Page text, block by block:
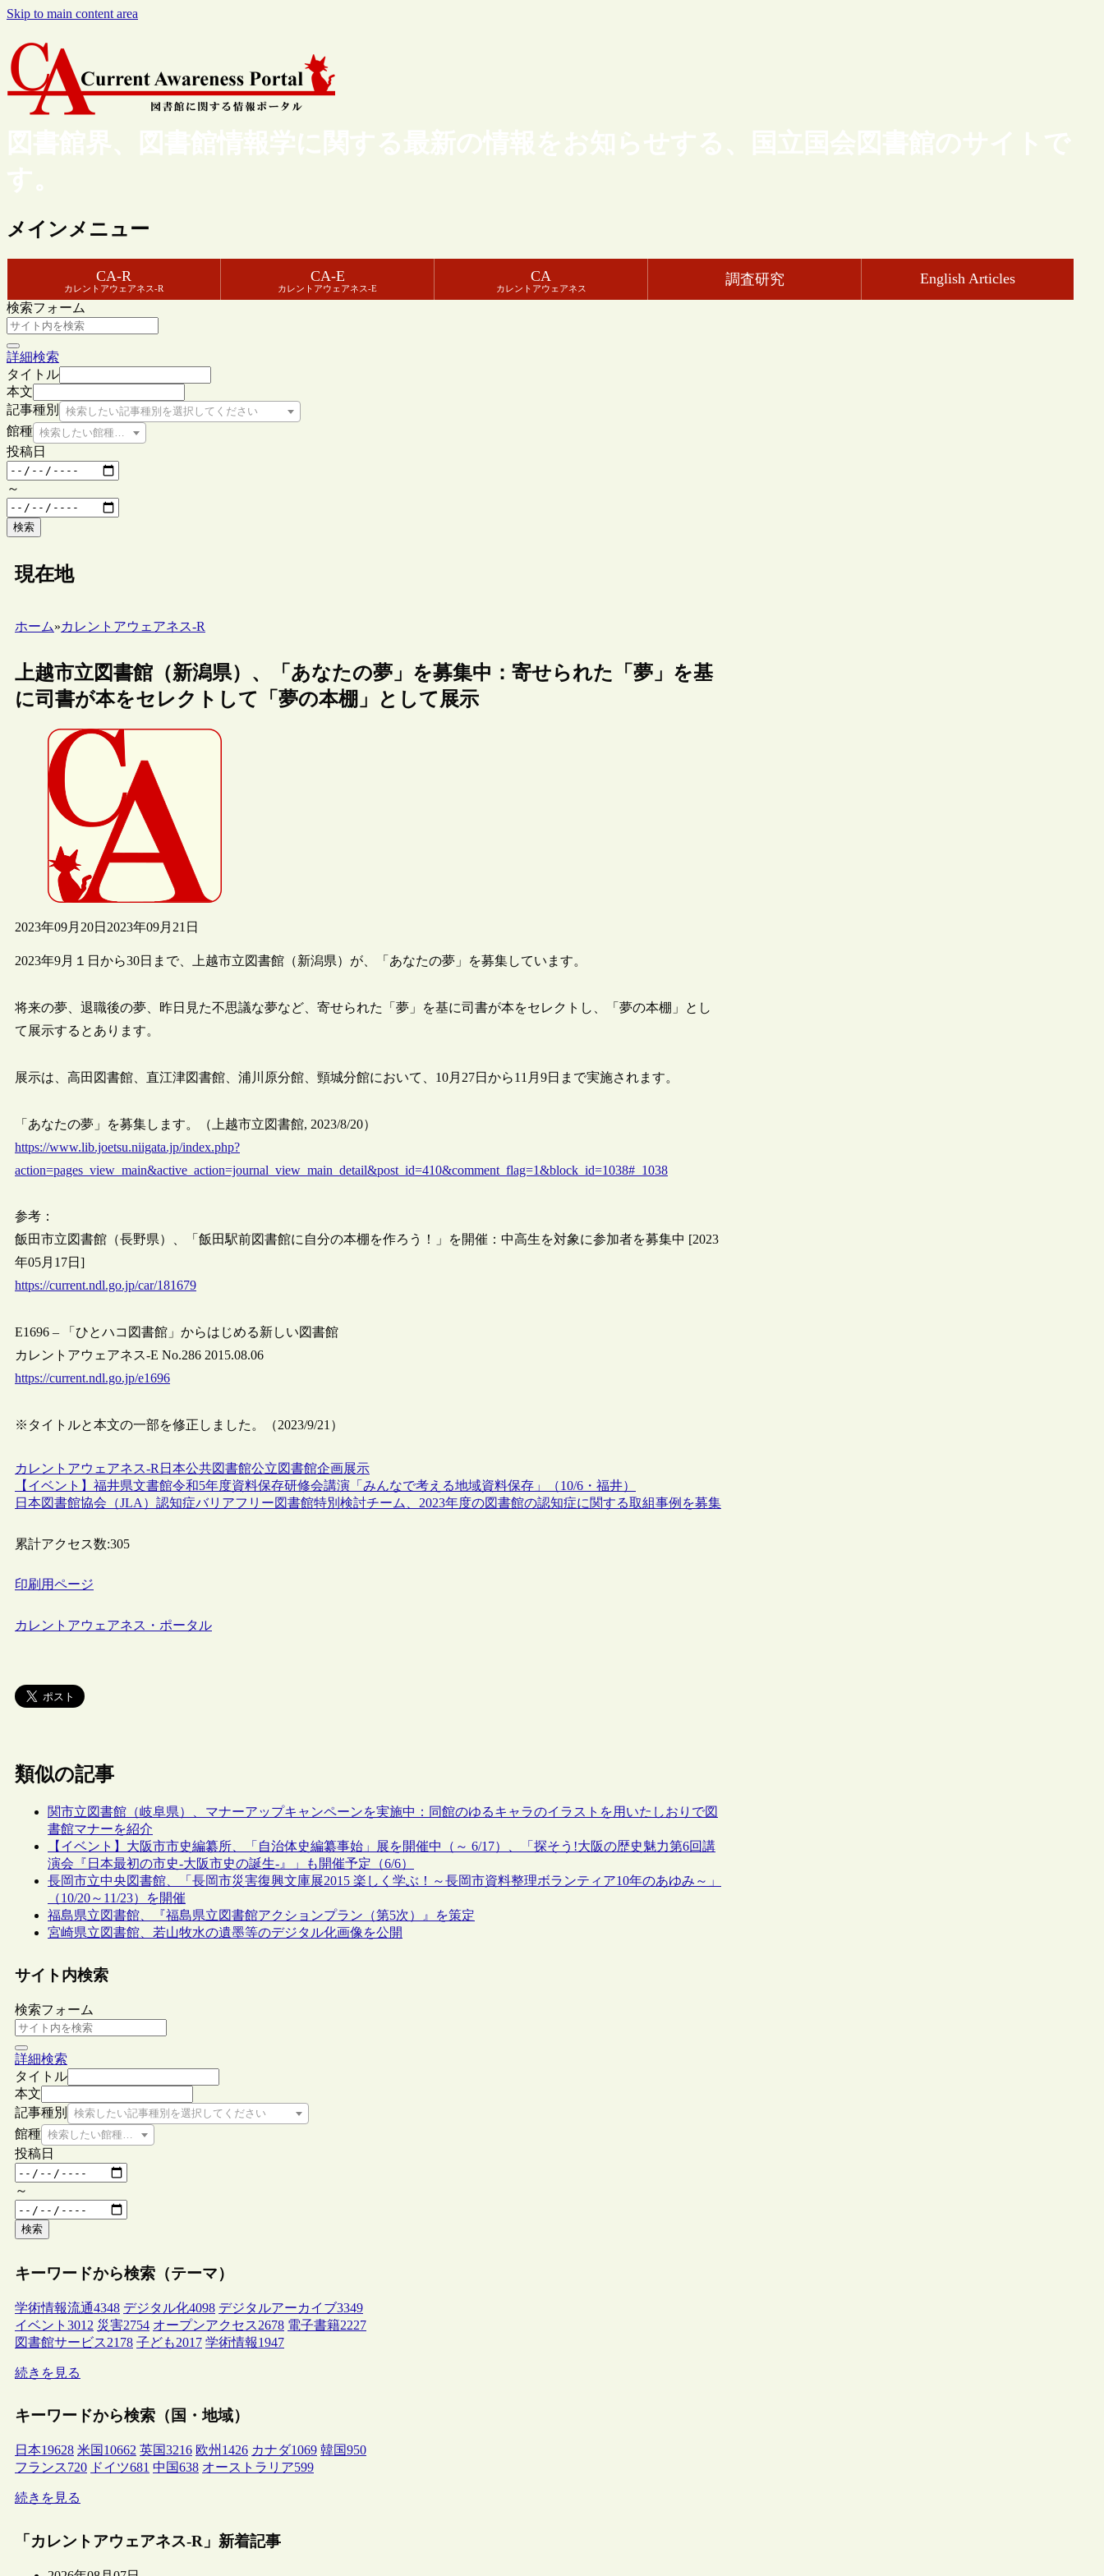
Skip to main content area
図書館界、図書館情報学に関する最新の情報をお知らせする、国立国会図書館のサイトで
す。
メインメニュー
CA-R
カレントアウェアネス-R
CA-E
カレントアウェアネス-E
CA
カレントアウェアネス
調査研究 English Articles
検索フォーム
詳細検索
タイトル
本文
記事種別
検索したい記事種別を選択してください
館種 検索したい館種を選択してください
投稿日
～
検索
現在地
ホーム»カレントアウェアネス-R
上越市立図書館（新潟県）、「あなたの夢」を募集中：寄せられた「夢」を基
に司書が本をセレクトして「夢の本棚」として展示
2023年09月20日 2023年09月21日
2023年9月１日から30日まで、上越市立図書館（新潟県）が、「あなたの夢」を募集しています。
将来の夢、退職後の夢、昨日見た不思議な夢など、寄せられた「夢」を基に司書が本をセレクトし、「夢の本棚」とし
て展示するとあります。
展示は、高田図書館、直江津図書館、浦川原分館、頸城分館において、10月27日から11月9日まで実施されます。
「あなたの夢」を募集します。（上越市立図書館, 2023/8/20）
https://www.lib.joetsu.niigata.jp/index.php?
action=pages_view_main&active_action=journal_view_main_detail&post_id=410&comment_flag=1&block_id=1038#_1038
参考：
飯田市立図書館（長野県）、「飯田駅前図書館に自分の本棚を作ろう！」を開催：中高生を対象に参加者を募集中 [2023
年05月17日]
https://current.ndl.go.jp/car/181679
E1696 – 「ひとハコ図書館」からはじめる新しい図書館
カレントアウェアネス-E No.286 2015.08.06
https://current.ndl.go.jp/e1696
※タイトルと本文の一部を修正しました。（2023/9/21）
カレントアウェアネス-R 日本公共図書館公立図書館企画展示
【イベント】福井県文書館令和5年度資料保存研修会講演「みんなで考える地域資料保存」（10/6・福井）
日本図書館協会（JLA）認知症バリアフリー図書館特別検討チーム、2023年度の図書館の認知症に関する取組事例を募集
累計アクセス数:305
印刷用ページ
カレントアウェアネス・ポータル
類似の記事
関市立図書館（岐阜県）、マナーアップキャンペーンを実施中：同館のゆるキャラのイラストを用いたしおりで図
書館マナーを紹介
【イベント】大阪市市史編纂所、「自治体史編纂事始」展を開催中（～ 6/17）、「探そう!大阪の歴史魅力第6回講
演会『日本最初の市史-大阪市史の誕生-』」も開催予定（6/6）
長岡市立中央図書館、「長岡市災害復興文庫展2015 楽しく学ぶ！～長岡市資料整理ボランティア10年のあゆみ～」
（10/20～11/23）を開催
福島県立図書館、『福島県立図書館アクションプラン（第5次）』を策定
宮崎県立図書館、若山牧水の遺墨等のデジタル化画像を公開
サイト内検索
検索フォーム
詳細検索
タイトル
本文
記事種別
検索したい記事種別を選択してください
館種 検索したい館種を選択してください
投稿日
～
検索
キーワードから検索（テーマ）
学術情報流通4348 デジタル化4098 デジタルアーカイブ3349
イベント 3012 災害2754 オープンアクセス2678 電子書籍2227
図書館サービス2178 子ども2017 学術情報1947
続きを見る
キーワードから検索（国・地域）
日本19628 米国 10662 英国3216 欧州 1426 カナダ1069 韓国950
フランス720 ドイツ681 中国638 オーストラリア599
続きを見る
「カレントアウェアネス-R」新着記事